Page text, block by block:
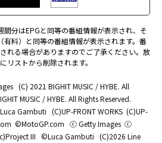
間分はEPGと同等の番組情報が表示され、そ
有料）と同等の番組情報が表示されます。番
れる場合がありますのでご了承ください。放
リストから削除されます。
(C) 2021 BIGHIT MUSIC / HYBE. All
MUSIC / HYBE. All Rights Reserved.
Gambuti (C)UP-FRONT WORKS (C)UP-
©MotoGP.com ⓒ Getty Images ⓒ
III ©Luca Gambuti (C)2026 Line